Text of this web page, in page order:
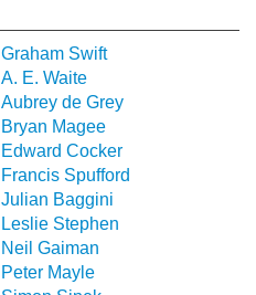
Graham Swift
A. E. Waite
Aubrey de Grey
Bryan Magee
Edward Cocker
Francis Spufford
Julian Baggini
Leslie Stephen
Neil Gaiman
Peter Mayle